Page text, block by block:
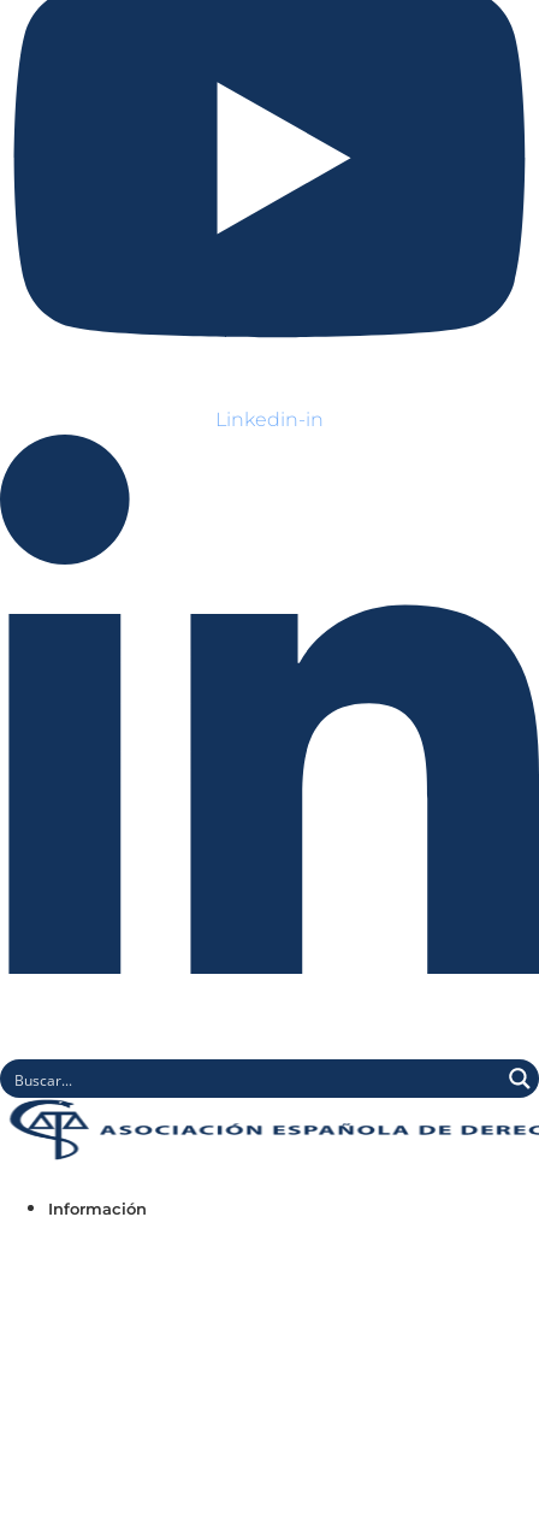
Linkedin-in
Información